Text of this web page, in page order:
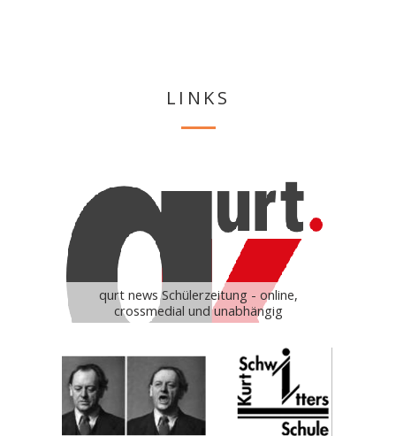
LINKS
qurt news Schülerzeitung - online,
crossmedial und unabhängig